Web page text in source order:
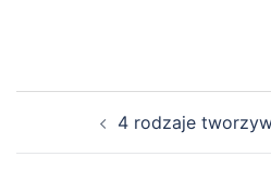
4 rodzaje